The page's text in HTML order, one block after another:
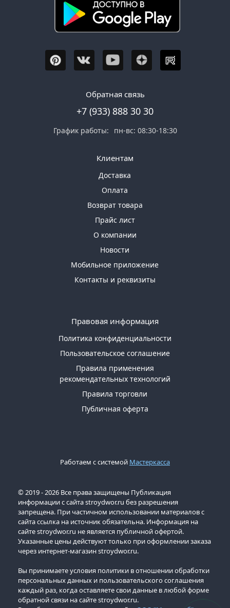
Обратная связь
+7 (933) 888 30 30
График работы: пн-вс: 08:30-18:30
Клиентам
Доставка
Оплата
Возврат товара
Прайс лист
О компании
Новости
Мобильное приложение
Контакты и реквизиты
Правовая информация
Политика конфиденциальности
Пользовательское соглашение
Правила применения
рекомендательных технологий
Правила торговли
Публичная оферта
Работаем с системой Мастеркасса
© 2019 - 2026 Все права защищены Публикация
информации с сайта stroydwor.ru без разрешения
запрещена. При частичном использовании материалов с
сайта ссылка на источник обязательна. Информация на
сайте stroydwor.ru не является публичной офертой.
Указанные цены действуют только при оформлении заказа
через интернет-магазин stroydwor.ru.
Вы принимаете условия политики в отношении обработки
персональных данных и пользовательского соглашения
каждый раз, когда оставляете свои данные в любой форме
обратной связи на сайте stroydwor.ru.